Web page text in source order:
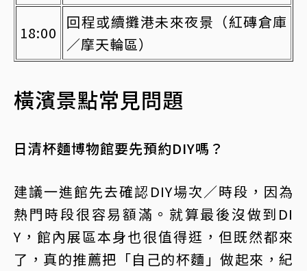
18:00
回程或續攤港未來夜景（紅磚倉庫
／摩天輪區）
橫濱景點常見問題
日清杯麵博物館要先預約DIY嗎？
建議一進館先去確認DIY場次／時段，因為
熱門時段很容易額滿。就算最後沒做到DI
Y，館內展區本身也很值得逛，但既然都來
了，真的推薦把「自己的杯麵」做起來，紀